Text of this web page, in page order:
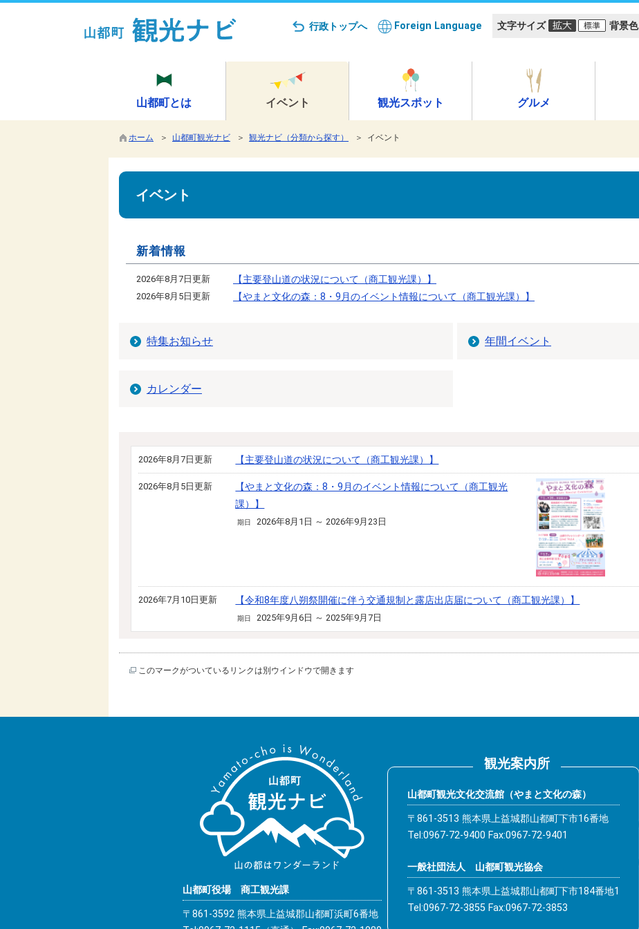
行政トップへ Foreign Language 文字サイズ 背景色
山都町とは イベント 観光スポット グルメ
ホーム ＞ 山都町観光ナビ ＞ 観光ナビ（分類から探す） ＞ イベント
イベント
新着情報
2026年8月7日更新 【主要登山道の状況について（商工観光課）】
2026年8月5日更新 【やまと文化の森：8・9月のイベント情報について（商工観光課）】
特集お知らせ 年間イベント
カレンダー
2026年8月7日更新 【主要登山道の状況について（商工観光課）】
2026年8月5日更新
【やまと文化の森：8・9月のイベント情報について（商工観光
課）】
期日 2026年8月1日 ～ 2026年9月23日
2026年7月10日更新 【令和8年度八朔祭開催に伴う交通規制と露店出店届について（商工観光課）】
期日 2025年9月6日 ～ 2025年9月7日
このマークがついているリンクは別ウインドウで開きます
山都町役場 商工観光課
〒861-3592 熊本県上益城郡山都町浜町6番地
観光案内所
山都町観光文化交流館（やまと文化の森）
〒861-3513 熊本県上益城郡山都町下市16番地
Tel:0967-72-9400 Fax:0967-72-9401
一般社団法人 山都町観光協会
〒861-3513 熊本県上益城郡山都町下市184番地1
Tel:0967-72-3855 Fax:0967-72-3853